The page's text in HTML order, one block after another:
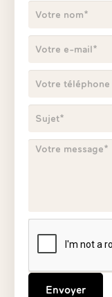
Envoyer